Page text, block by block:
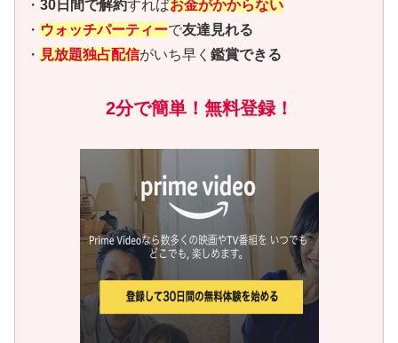
・ 30日間で解約すればお金がかからない
・ ウォッチパーティーで友達見れる
・ 見放題独占配信がいち早く 鑑賞できる
2分で簡単！無料登録！